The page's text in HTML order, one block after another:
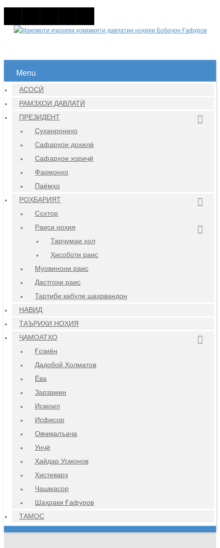
Menu
АСОСӢ
РАМЗҲОИ ДАВЛАТӢ
ПРЕЗИДЕНТ
Суханрониҳо
Сафарҳои дохилӣ
Сафарҳои хориҷӣ
Фармонҳо
Паёмҳо
РОҲБАРИЯТ
Сохтор
Раиси ноҳия
Тарҷумаи ҳол
Ҳисоботи раис
Муовинони раис
Дастгоҳи раис
Тартиби қабули шаҳрвандон
НАВИД
ТАЪРИХИ НОҲИЯ
ҶАМОАТҲО
Ғозиён
Дадобой Холматов
Ёва
Зарзамин
Исмоил
Исфисор
Овчиқалъача
Унҷӣ
Ҳайдар Усмонов
Хистеварз
Чашмасор
Шаҳраки Ғафуров
ТАМОС